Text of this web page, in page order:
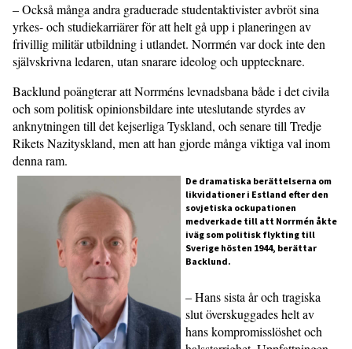
– Också många andra graduerade studentaktivister avbröt sina
yrkes- och studiekarriärer för att helt gå upp i planeringen av
frivillig militär utbildning i utlandet. Norrmén var dock inte den
självskrivna ledaren, utan snarare ideolog och upptecknare.
Backlund poängterar att Norrméns levnadsbana både i det civila
och som politisk opinionsbildare inte uteslutande styrdes av
anknytningen till det kejserliga Tyskland, och senare till Tredje
Rikets Nazityskland, men att han gjorde många viktiga val inom
denna ram.
De dramatiska berättelserna om
likvidationer i Estland efter den
sovjetiska ockupationen
medverkade till att Norrmén åkte
iväg som politisk flykting till
Sverige hösten 1944, berättar
Backlund.
– Hans sista år och tragiska
slut överskuggades helt av
hans kompromisslöshet och